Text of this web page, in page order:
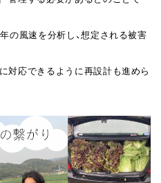
の風速を分析し、想定される被害
対応できるように再設計も進めら